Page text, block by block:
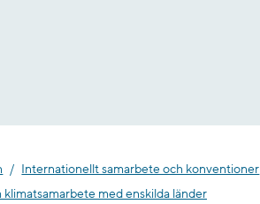
Internationellt samarbete och konventioner
klimatsamarbete med enskilda länder